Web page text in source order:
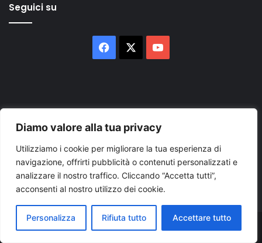
Diamo valore alla tua privacy
Utilizziamo i cookie per migliorare la tua esperienza di
navigazione, offrirti pubblicità o contenuti personalizzati e
analizzare il nostro traffico. Cliccando “Accetta tutti”,
acconsenti al nostro utilizzo dei cookie.
Personalizza Rifiuta tutto Accettare tutto
Seguici su
Facebook
Inserisci
tuo
indirizzo
mail
© Copyright 2026, Tutti i diritti riservati | © Copyright